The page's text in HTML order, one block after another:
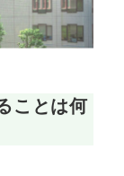
ことは何